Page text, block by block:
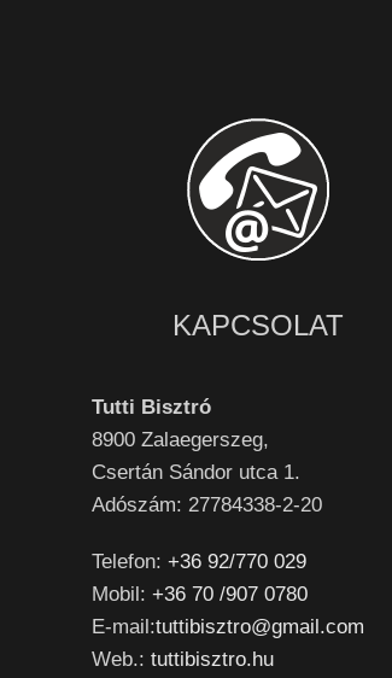
KAPCSOLAT
Tutti Bisztró
8900 Zalaegerszeg,
Csertán Sándor utca 1.
Adószám: 27784338-2-20
Telefon: +36 92/770 029
Mobil: +36 70 /907 0780
E-mail:tuttibisztro@gmail.com
Web.: tuttibisztro.hu